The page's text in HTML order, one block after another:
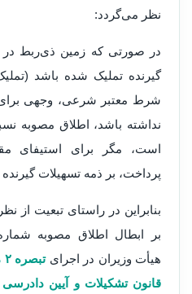
نظر می‌گردد:
در صورتی که زمین ذی‌ربط
گیرنده تملیک شده باشد
شرط معتبر شرعی، وجهی
نداشته باشد، اطلاق مصوبه
است، مگر برای استیفای
پرداخت، بر ذمه تسهیلات گیرنده
بنابراین در راستای تبعیت از
هیأت وزیران در اجرای
قانون تشکیلات و آیین